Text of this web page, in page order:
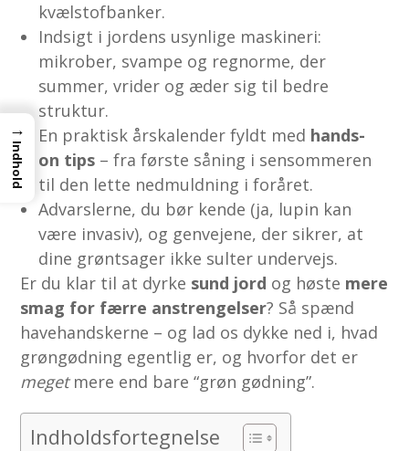
kvælstofbanker.
Indsigt i jordens usynlige maskineri:
mikrober, svampe og regnorme, der
summer, vrider og æder sig til bedre
struktur.
En praktisk årskalender fyldt med hands-
on tips – fra første såning i sensommeren
til den lette nedmuldning i foråret.
Advarslerne, du bør kende (ja, lupin kan
være invasiv), og genvejene, der sikrer, at
dine grøntsager ikke sulter undervejs.
Er du klar til at dyrke sund jord og høste mere
smag for færre anstrengelser? Så spænd
havehandskerne – og lad os dykke ned i, hvad
grøngødning egentlig er, og hvorfor det er
megetmere end bare “grøn gødning”.
Indholdsfortegnelse
→
Indhold